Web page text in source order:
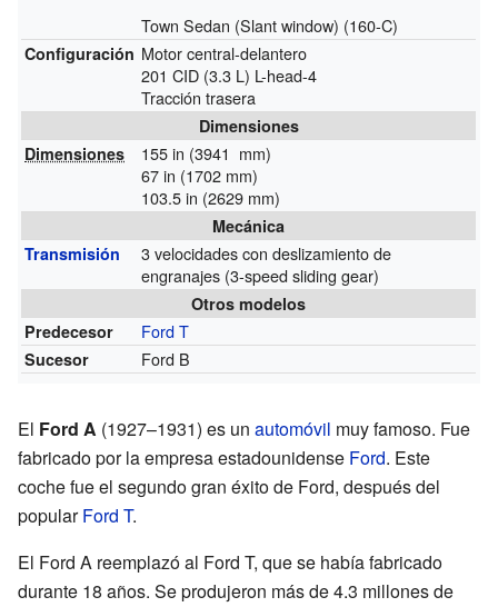
Town Sedan (Slant window) (160-C)
Configuración Motor central-delantero
201 CID (3.3 L) L-head-4
Tracción trasera
Dimensiones
Dimensiones
155 in (3941 mm)
67 in (1702 mm)
103.5 in (2629 mm)
Mecánica
Transmisión
3 velocidades con deslizamiento de
engranajes (3-speed sliding gear)
Otros modelos
Predecesor
Ford T
Sucesor Ford B
El Ford A (1927–1931) es un automóvil muy famoso. Fue
fabricado por la empresa estadounidense Ford. Este
coche fue el segundo gran éxito de Ford, después del
popularFord T.
El Ford A reemplazó al Ford T, que se había fabricado
durante 18 años. Se produjeron más de 4.3 millones de